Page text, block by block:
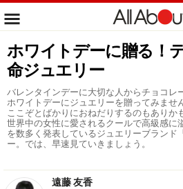
ホワイトデーに贈る！
命ジュエリー
バレンタインデーに大切な人からチョコレ
ホワイトデーにジュエリーを贈ってみませ
ここぞとばかりにおねだりするのもありか
世界中の女性に愛されるクールで高級感に
を数多く発表しているジュエリーブランド
ー。では、早速見ていきましょう。
遠藤 友香